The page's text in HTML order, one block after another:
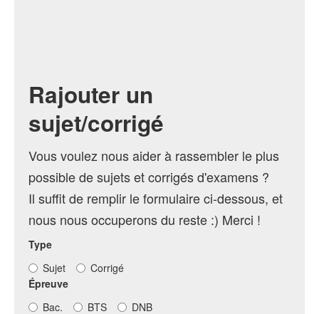
Rajouter un
sujet/corrigé
Vous voulez nous aider à rassembler le plus
possible de sujets et corrigés d'examens ?
Il suffit de remplir le formulaire ci-dessous, et
nous nous occuperons du reste :) Merci !
Type
Sujet
Corrigé
Épreuve
Bac.
BTS
DNB